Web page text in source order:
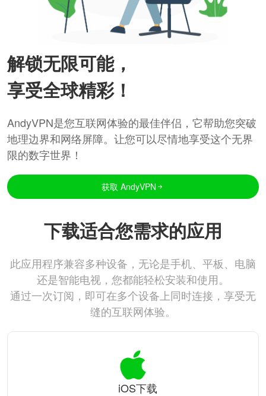
解锁无限可能，
享受全球精彩！
AndyVPN是您互联网体验的最佳伴侣，它帮助您突破
地理边界和网络屏障。让您可以尽情地享受这个无界
限的数字世界！
获取 AndyVPN
下载适合您需求的应用
此应用程序兼容多种设备，无论是手机、平板、电脑
还是智能电视，您都能轻松安装和使用。
通过一次订阅，即可在多个设备上同时连接，享受无
缝的互联网体验。
iOS下载